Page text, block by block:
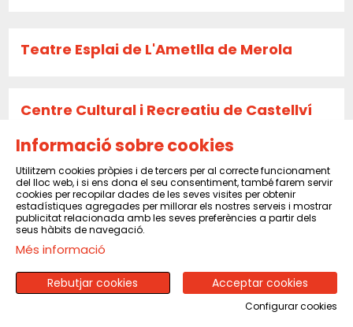
Teatre Esplai de L'Ametlla de Merola
Centre Cultural i Recreatiu de Castellví
La Caldera
Sala El Sindicat de Balsareny
CENTRE CULTURAL I RECREATIU DE PINEDA
Informació sobre cookies
Utilitzem cookies pròpies i de tercers per al correcte funcionament
del lloc web, i si ens dona el seu consentiment, també farem servir
cookies per recopilar dades de les seves visites per obtenir
estadístiques agregades per millorar els nostres serveis i mostrar
publicitat relacionada amb les seves preferències a partir dels
seus hàbits de navegació.
Més informació
Acceptar cookies
Rebutjar cookies
Configurar cookies